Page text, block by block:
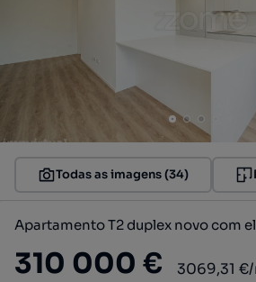
Todas as imagens (34)
310 000 € 3069,31 €/